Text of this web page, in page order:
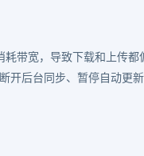
带宽，导致下载和上传都
开后台同步、暂停自动更